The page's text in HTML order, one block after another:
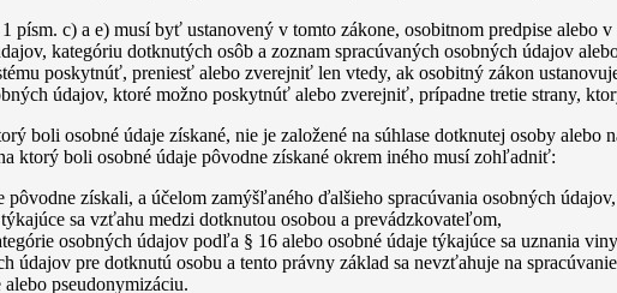
písm. c) a e) musí byť ustanovený v tomto zákone, osobitnom predpise alebo
kategóriu dotknutých osôb a zoznam spracúvaných osobných údajov
poskytnúť, preniesť alebo zverejniť len vtedy, ak osobitný zákon
údajov, ktoré možno poskytnúť alebo zverejniť, prípadne tretie strany,
boli osobné údaje získané, nie je založené na súhlase dotknutej osoby
ktorý boli osobné údaje pôvodne získané okrem iného musí zohľadniť:
získali, a účelom zamýšľaného ďalšieho spracúvania osobných údajov,
sa vzťahu medzi dotknutou osobou a prevádzkovateľom,
osobných údajov podľa § 16 alebo osobné údaje týkajúce sa uznania
údajov pre dotknutú osobu a tento právny základ sa nevzťahuje na
pseudonymizáciu.